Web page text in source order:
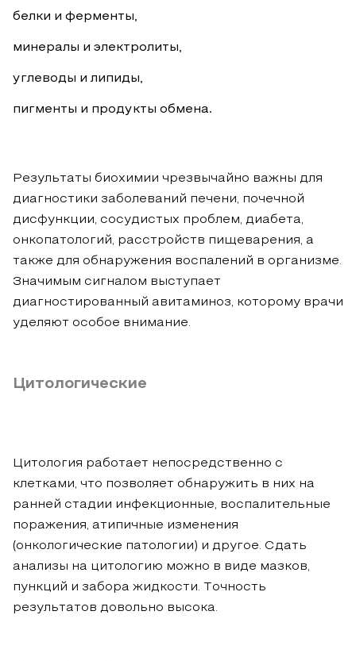
белки и ферменты,
минералы и электролиты,
углеводы и липиды,
пигменты и продукты обмена.
Результаты биохимии чрезвычайно важны для
диагностики заболеваний печени, почечной
дисфункции, сосудистых проблем, диабета,
онкопатологий, расстройств пищеварения, а
также для обнаружения воспалений в организме.
Значимым сигналом выступает
диагностированный авитаминоз, которому врачи
уделяют особое внимание.
Цитологические
Цитология работает непосредственно с
клетками, что позволяет обнаружить в них на
ранней стадии инфекционные, воспалительные
поражения, атипичные изменения
(онкологические патологии) и другое. Сдать
анализы на цитологию можно в виде мазков,
пункций и забора жидкости. Точность
результатов довольно высока.